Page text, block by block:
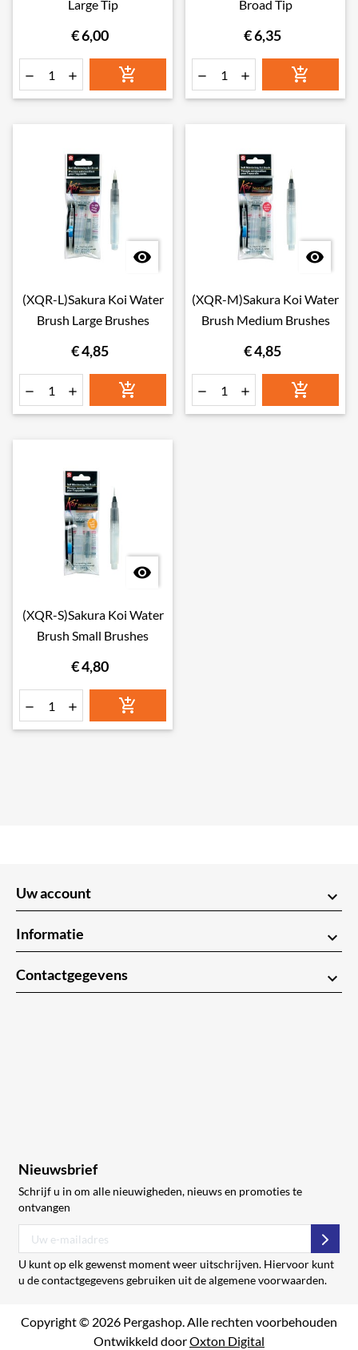
Large Tip
€ 6,00
  
Broad Tip
€ 6,35
  

(XQR-L)Sakura Koi Water
Brush Large Brushes
€ 4,85
  

(XQR-M)Sakura Koi Water
Brush Medium Brushes
€ 4,85
  

(XQR-S)Sakura Koi Water
Brush Small Brushes
€ 4,80
  
Uw account keyboard_arrow_down
Informatie keyboard_arrow_down
Contactgegevens keyboard_arrow_down
Nieuwsbrief
Schrijf u in om alle nieuwigheden, nieuws en promoties te
ontvangen
U kunt op elk gewenst moment weer uitschrijven. Hiervoor kunt
u de contactgegevens gebruiken uit de algemene voorwaarden.
Copyright © 2026 Pergashop. Alle rechten voorbehouden
Ontwikkeld doorOxton Digital